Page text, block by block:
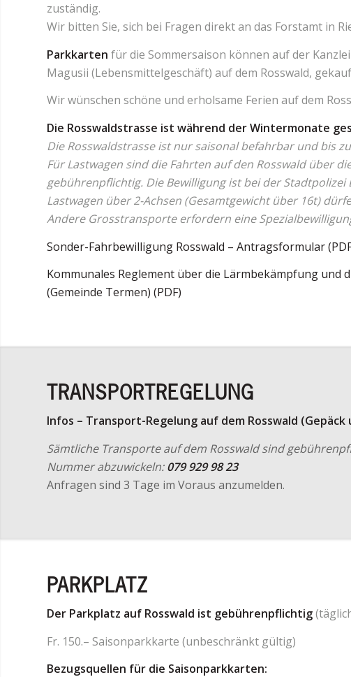
zuständig.
Wir bitten Sie, sich bei Fragen direkt an das Forstamt in
Parkkarten für die Sommersaison können auf der
Magusii (Lebensmittelgeschäft) auf dem Rosswald,
Wir wünschen schöne und erholsame Ferien auf dem
Die Rosswaldstrasse ist während der Wintermonate
Die Rosswaldstrasse ist nur saisonal befahrbar und bis
Für Lastwagen sind die Fahrten auf den Rosswald über
gebührenpflichtig. Die Bewilligung ist bei der Stadtpolizei
Lastwagen über 2-Achsen (Gesamtgewicht über 16t)
Andere Grosstransporte erfordern eine
Sonder-Fahrbewilligung Rosswald – Antragsformular
Kommunales Reglement über die Lärmbekämpfung und
(Gemeinde Termen) (PDF)
TRANSPORTREGELUNG
Infos – Transport-Regelung auf dem Rosswald
Sämtliche Transporte auf dem Rosswald sind
Nummer abzuwickeln:079 929 98 23
Anfragen sind 3 Tage im Voraus anzumelden.
PARKPLATZ
Der Parkplatz auf Rosswald ist gebührenpflichtig
Fr. 150.– Saisonparkkarte (unbeschränkt gültig)
Bezugsquellen für die Saisonparkkarten: